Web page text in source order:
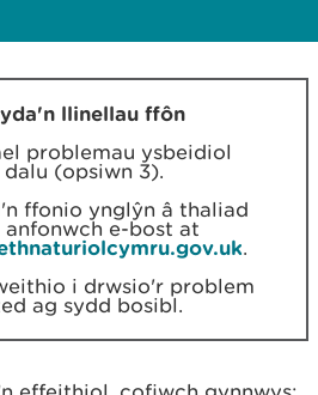
llinellau ffôn
problemau ysbeidiol
(opsiwn 3).
ffonio ynglŷn â thaliad
anfonwch e-bost at
.
i drwsio'r problem
ag sydd bosibl.